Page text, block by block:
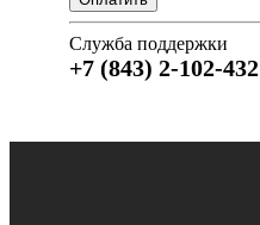
Служба поддержки
+7 (843) 2-102-432